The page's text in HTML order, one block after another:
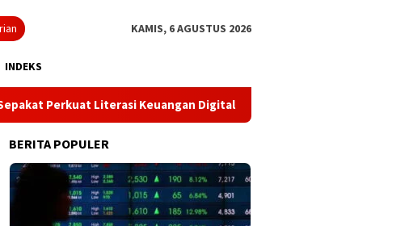
KAMIS, 6 AGUSTUS 2026
INDEKS
Perkuat Literasi Keuangan Digital dan Bijak Memilih Pindar
BERITA POPULER